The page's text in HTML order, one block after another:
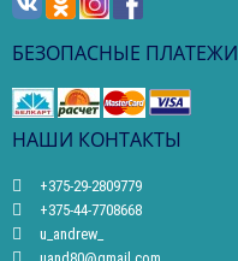
БЕЗОПАСНЫЕ ПЛАТЕЖИ
НАШИ КОНТАКТЫ
+375-29-2809779
+375-44-7708668
u_andrew_